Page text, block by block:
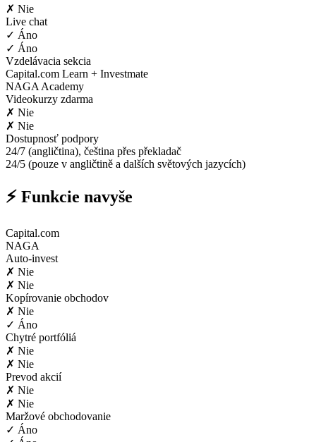
✗ Nie
Live chat
✓ Áno
✓ Áno
Vzdelávacia sekcia
Capital.com Learn + Investmate
NAGA Academy
Videokurzy zdarma
✗ Nie
✗ Nie
Dostupnosť podpory
24/7 (angličtina), čeština přes překladač
24/5 (pouze v angličtině a dalších světových jazycích)
⚡ Funkcie navyše
Capital.com
NAGA
Auto-invest
✗ Nie
✗ Nie
Kopírovanie obchodov
✗ Nie
✓ Áno
Chytré portfóliá
✗ Nie
✗ Nie
Prevod akcií
✗ Nie
✗ Nie
Maržové obchodovanie
✓ Áno